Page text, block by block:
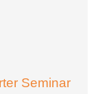
Seminar